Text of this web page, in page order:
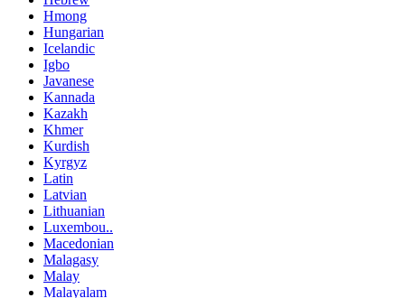
Hmong
Hungarian
Icelandic
Igbo
Javanese
Kannada
Kazakh
Khmer
Kurdish
Kyrgyz
Latin
Latvian
Lithuanian
Luxembou..
Macedonian
Malagasy
Malay
Malayalam